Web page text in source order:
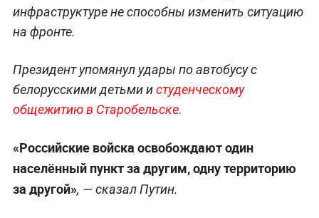
инфраструктуре не способны изменить ситуацию
на фронте.
Президент упомянул удары по автобусу с
белорусскими детьми истуденческому
общежитию в Старобельске.
«Российские войска освобождают один
населённый пункт за другим, одну территорию
за другой», — сказал Путин.